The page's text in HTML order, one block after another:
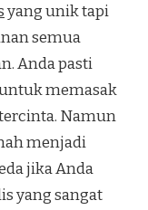
yang unik tapi
semua
Anda pasti
memasak
Namun
menjadi
jika Anda
yang sangat